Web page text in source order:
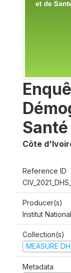
Côte
Reference ID
Producer(s)
Institut
Collection(s)
MEASURE
Metadata